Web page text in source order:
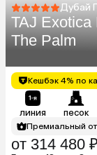
Дубай
TAJ Exotica
The Palm
Кешбэк 4% по
линия песок
Премиальный
от 314 480 ₽